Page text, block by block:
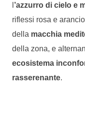
’azzurro di cielo e
riflessi rosa e
della macchia
della zona, e
ecosistema
rasserenante.